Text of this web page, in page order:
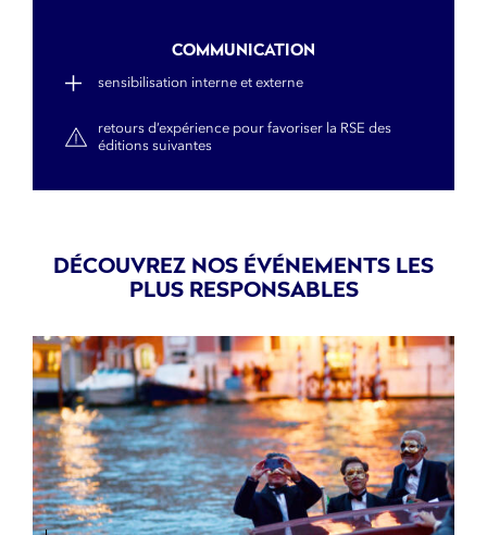
COMMUNICATION
sensibilisation interne et externe
retours d’expérience pour favoriser la RSE des
éditions suivantes
DÉCOUVREZ NOS ÉVÉNEMENTS LES
PLUS RESPONSABLES